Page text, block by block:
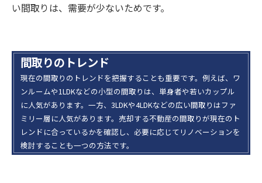
い間取りは、需要が少ないためです。
間取りのトレンド
現在の間取りのトレンドを把握することも重要です。例えば、ワ
ンルームや1LDKなどの小型の間取りは、単身者や若いカップル
に人気があります。一方、3LDKや4LDKなどの広い間取りはファ
ミリー層に人気があります。売却する不動産の間取りが現在のト
レンドに合っているかを確認し、必要に応じてリノベーションを
検討することも一つの方法です。